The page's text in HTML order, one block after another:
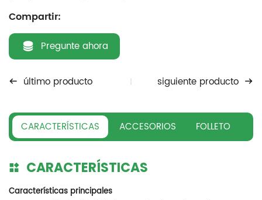
Compartir:
Pregunte ahora
último producto siguiente producto
CARACTERÍSTICAS ACCESORIOS FOLLETO
CARACTERÍSTICAS
Características principales